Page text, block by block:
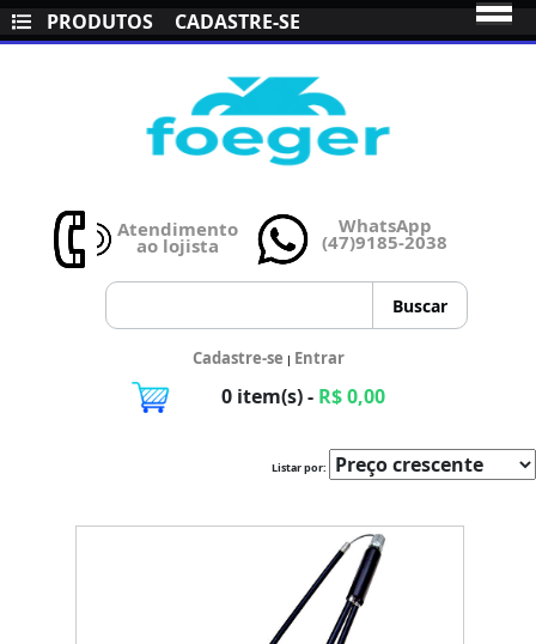
PRODUTOS CADASTRE-SE
Atendimento
ao lojista
WhatsApp
(47)9185-2038
Cadastre-se | Entrar
0 item(s) - R$ 0,00
Listar por: